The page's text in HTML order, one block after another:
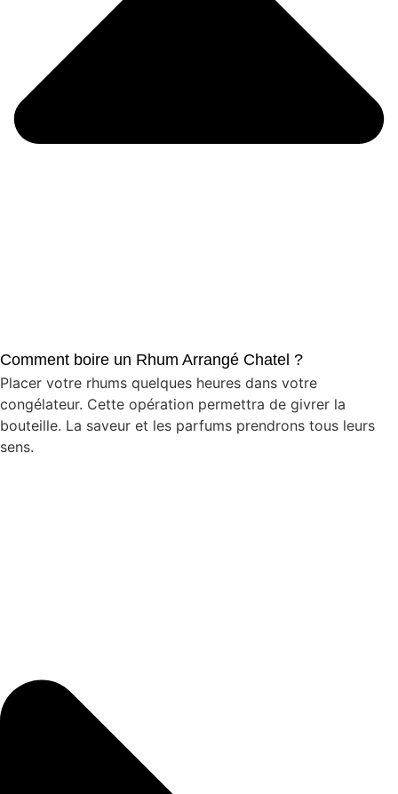
Comment boire un Rhum Arrangé Chatel ?
Placer votre rhums quelques heures dans votre
congélateur. Cette opération permettra de givrer la
bouteille. La saveur et les parfums prendrons tous leurs
sens.